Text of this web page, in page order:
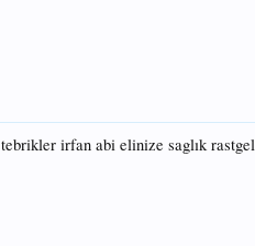
tebrikler irfan abi elinize saglık